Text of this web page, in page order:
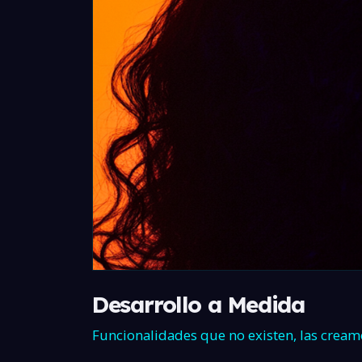
Desarrollo a Medida
Funcionalidades que no existen, las